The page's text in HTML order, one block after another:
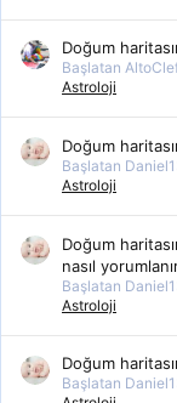
Doğum
Başlatan
Astroloji
Doğum
Başlatan
Astroloji
Doğum
nasıl
Başlatan
Astroloji
Doğum
Başlatan